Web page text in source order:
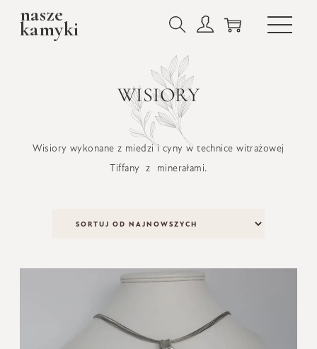
nasze
kamyki
WISIORY
Wisiory wykonane z miedzi i cyny w technice witrażowej
Tiffany z minerałami.